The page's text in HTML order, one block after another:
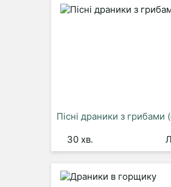
Пісні драники з грибами
30 хв.